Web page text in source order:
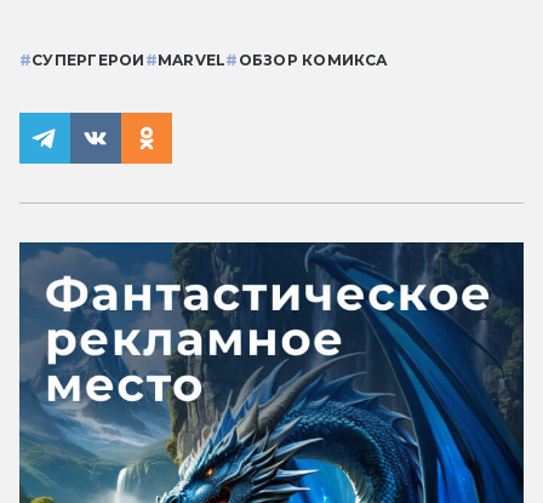
#СУПЕРГЕРОИ #MARVEL# ОБЗОР КОМИКСА